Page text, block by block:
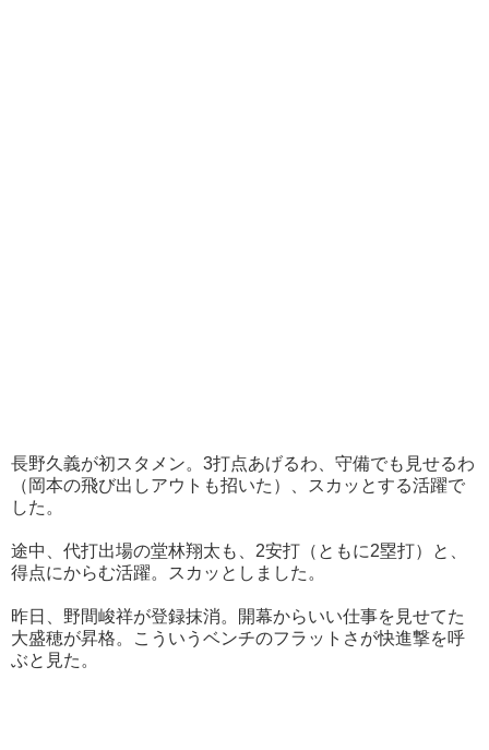
長野久義が初スタメン。3打点あげるわ、守備でも見せるわ
（岡本の飛び出しアウトも招いた）、スカッとする活躍で
した。
途中、代打出場の堂林翔太も、2安打（ともに2塁打）と、
得点にからむ活躍。スカッとしました。
昨日、野間峻祥が登録抹消。開幕からいい仕事を見せてた
大盛穂が昇格。こういうベンチのフラットさが快進撃を呼
ぶと見た。